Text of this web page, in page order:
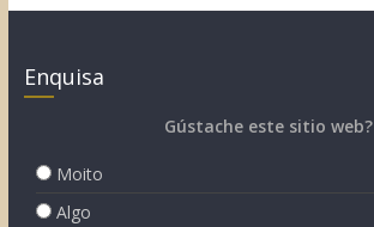
Enquisa
Gústache este sitio web?
Moito
Algo